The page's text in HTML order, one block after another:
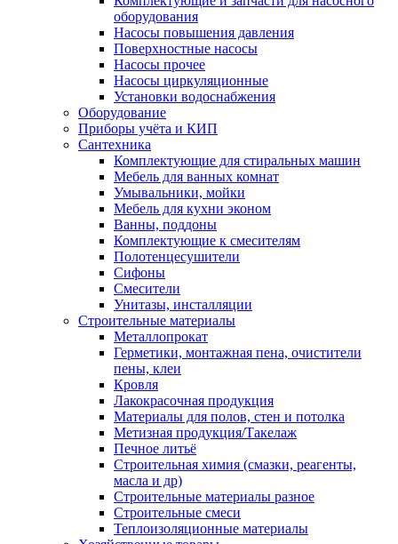
оборудования
Насосы повышения давления
Поверхностные насосы
Насосы прочее
Насосы циркуляционные
Установки водоснабжения
Оборудование
Приборы учёта и КИП
Сантехника
Комплектующие для стиральных машин
Мебель для ванных комнат
Умывальники, мойки
Мебель для кухни эконом
Ванны, поддоны
Комплектующие к смесителям
Полотенцесушители
Сифоны
Смесители
Унитазы, инсталляции
Строительные материалы
Металлопрокат
Герметики, монтажная пена, очистители
пены, клеи
Кровля
Лакокрасочная продукция
Материалы для полов, стен и потолка
Метизная продукция/Такелаж
Печное литьё
Строительная химия (смазки, реагенты,
масла и др)
Строительные материалы разное
Строительные смеси
Теплоизоляционные материалы